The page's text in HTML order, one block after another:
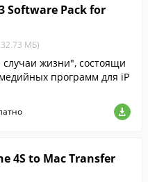
Software Pack for
МБ)
случаи жизни", состоящи
программ для iP
4S to Mac Transfer